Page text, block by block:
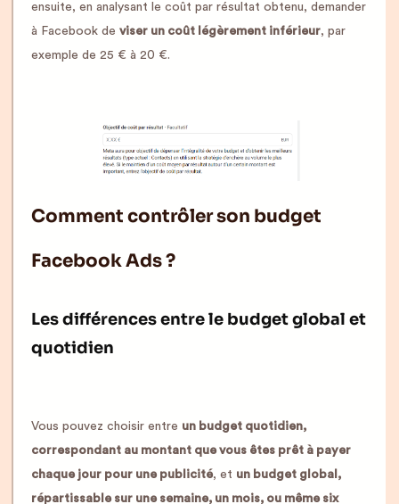
ensuite, en analysant le coût par résultat obtenu, demander
à Facebook de viser un coût légèrement inférieur, par
exemple de 25 € à 20 €.
Comment contrôler son budget
Facebook Ads ?
Les différences entre le budget global et
quotidien
Vous pouvez choisir entre un budget quotidien,
correspondant au montant que vous êtes prêt à payer
chaque jour pour une publicité, et un budget global,
répartissable sur une semaine, un mois, ou même six